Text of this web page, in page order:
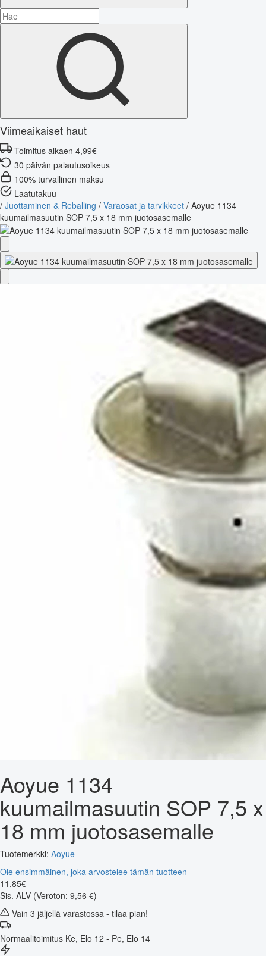
Viimeaikaiset haut
Toimitus alkaen 4,99€
30 päivän palautusoikeus
100% turvallinen maksu
Laatutakuu
/ Juottaminen & Reballing / Varaosat ja tarvikkeet / Aoyue 1134
kuumailmasuutin SOP 7,5 x 18 mm juotosasemalle
Aoyue 1134
kuumailmasuutin SOP 7,5 x
18 mm juotosasemalle
Tuotemerkki: Aoyue
Ole ensimmäinen, joka arvostelee tämän tuotteen
11 ,85€
Sis. ALV (Veroton: 9,56 €)
Vain 3 jäljellä varastossa - tilaa pian!
Normaalitoimitus Ke, Elo 12 - Pe, Elo 14